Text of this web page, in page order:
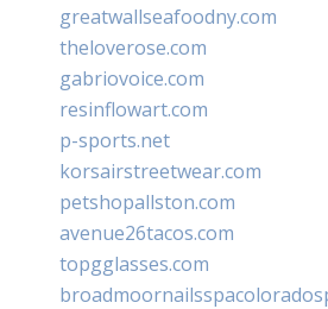
greatwallseafoodny.com
theloverose.com
gabriovoice.com
resinflowart.com
p-sports.net
korsairstreetwear.com
petshopallston.com
avenue26tacos.com
topgglasses.com